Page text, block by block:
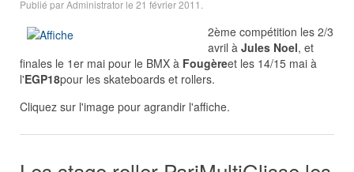
Publié par Administrator le 21 février 2011
2ème compétition les 2/3
avril à Jules Noel, et
finales le 1er mai pour le BMX à Fougèreet les 14/15 mai à
l'EGP18pour les skateboards et rollers.
Cliquez sur l'image pour agrandir l'affiche.